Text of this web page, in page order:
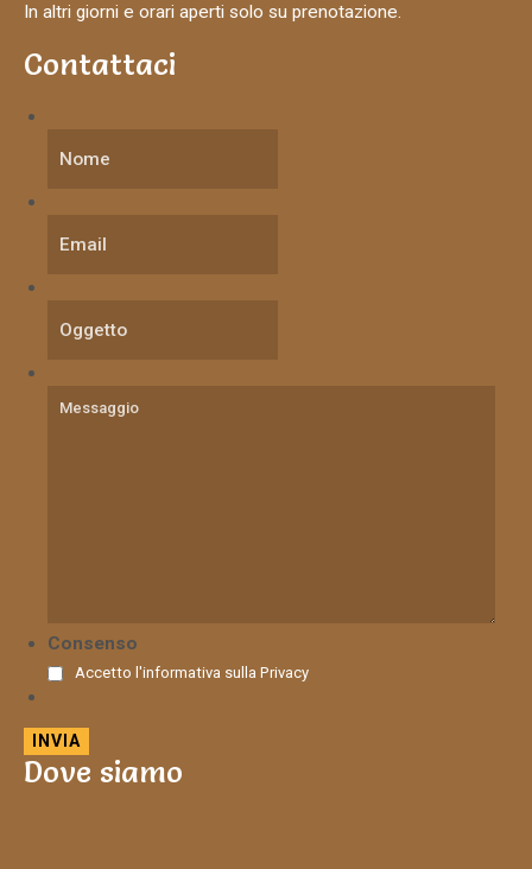
In altri giorni e orari aperti solo su prenotazione.
Contattaci
Consenso
Accetto l'informativa sulla Privacy
Dove siamo